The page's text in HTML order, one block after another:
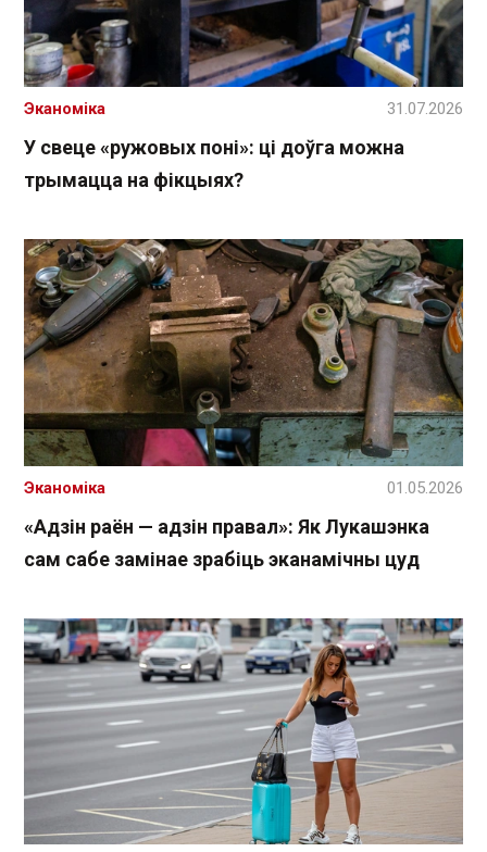
У свеце «ружовых поні»: ці доўга можна
трымацца на фікцыях?
Эканоміка 31.07.2026
«Адзін раён — адзін правал»: Як Лукашэнка
сам сабе замінае зрабіць эканамічны цуд
Эканоміка 01.05.2026